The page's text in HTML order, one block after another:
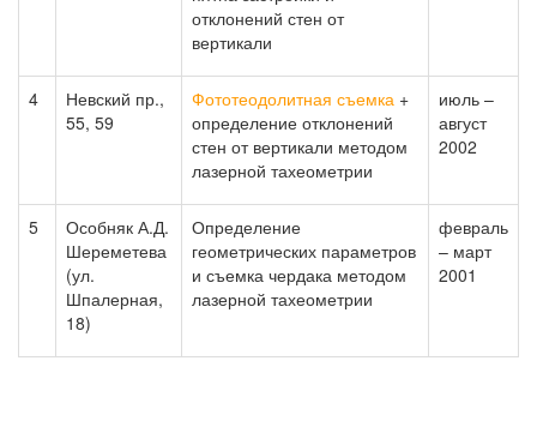
отклонений стен от
вертикали
4
Невский пр.,
55, 59
Фототеодолитная съемка +
определение отклонений
стен от вертикали методом
лазерной тахеометрии
июль –
август
2002
5
Особняк А.Д.
Шереметева
(ул.
Шпалерная,
18)
Определение
геометрических параметров
и съемка чердака методом
лазерной тахеометрии
февраль
– март
2001